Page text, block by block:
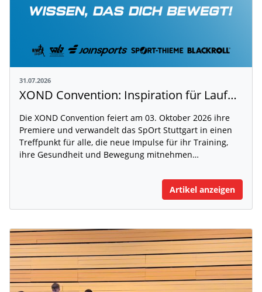
31.07.2026
XOND Convention: Inspiration für Laufen, Fitness und Gesundheit
Die XOND Convention feiert am 03. Oktober 2026 ihre
Premiere und verwandelt das SpOrt Stuttgart in einen
Treffpunkt für alle, die neue Impulse für ihr Training,
ihre Gesundheit und Bewegung mitnehmen…
Artikel anzeigen